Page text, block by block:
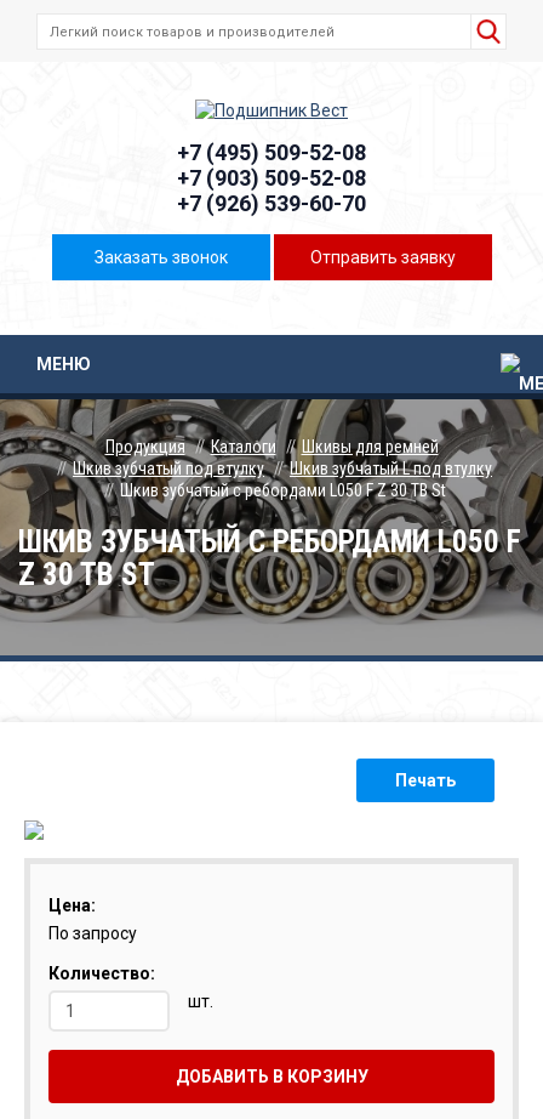
+7 (495) 509-52-08
+7 (903) 509-52-08
+7 (926) 539-60-70
Заказать звонок Отправить заявку
МЕНЮ
Продукция Каталоги
Шкивы для ремней
Шкив зубчатый под втулку
Шкив зубчатый L под втулку
Шкив зубчатый с ребордами L050 F Z 30 TB St
ШКИВ ЗУБЧАТЫЙ С РЕБОРДАМИ L050 F
Z 30 TB ST
Печать
Цена:
По запросу
Количество:
шт.
ДОБАВИТЬ В КОРЗИНУ